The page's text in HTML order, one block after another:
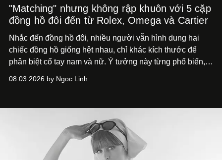
"Matching" nhưng không rập khuôn với 5 cặp
đồng hồ đôi đến từ Rolex, Omega và Cartier
Nhắc đến đồng hồ đôi, nhiều người vẫn hình dung hai
chiếc đồng hồ giống hệt nhau, chỉ khác kích thước để
phân biệt cổ tay nam và nữ. Ý tưởng này từng phổ biến,
khá rập khuôn. Nói lời tạm biết hai phiên bản nam nữ
mải miết tìm kiếm sự đồng nhất tuyệt đối. Họ để những
đường nét, tỷ lệ và bảng màu nối liền hai thiết kế, dù mỗi
phiên bản vẫn mang linh hồn riêng.
08.03.2026 by Ngọc Linh